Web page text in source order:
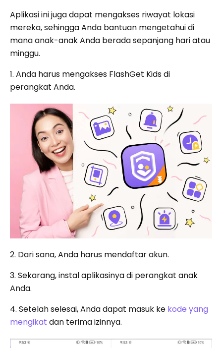
Aplikasi ini juga dapat mengakses riwayat lokasi
mereka, sehingga Anda bantuan mengetahui di
mana anak-anak Anda berada sepanjang hari atau
minggu.
1. Anda harus mengakses FlashGet Kids di
perangkat Anda.
2. Dari sana, Anda harus mendaftar akun.
3. Sekarang, instal aplikasinya di perangkat anak
Anda.
4. Setelah selesai, Anda dapat masuk ke kode yang
mengikat dan terima izinnya.